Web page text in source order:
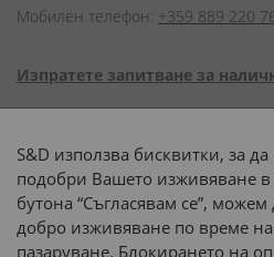
Мобилен телефон: +359 889 220
Изпратете запитване за
Начини на
S&D използва бисквитки, за
подобри Вашето изживяване в
бутона “Съгласявам се”,
добро изживяване по време
пазаруване. Блокирането на